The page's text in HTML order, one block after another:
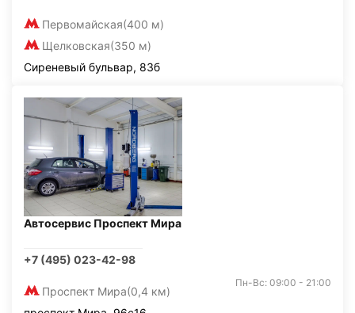
Первомайская(400 м)
Щелковская(350 м)
Сиреневый бульвар, 83б
Автосервис Проспект Мира
+7 (495) 023-42-98
Проспект Мира(0,4 км)
Пн-Вс: 09:00 - 21:00